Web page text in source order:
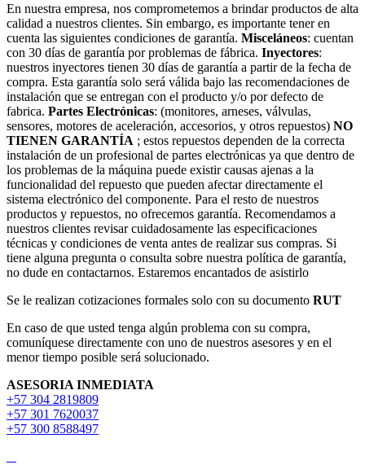
En nuestra empresa, nos comprometemos a brindar productos de alta
calidad a nuestros clientes. Sin embargo, es importante tener en
cuenta las siguientes condiciones de garantía. Misceláneos: cuentan
con 30 días de garantía por problemas de fábrica. Inyectores:
nuestros inyectores tienen 30 días de garantía a partir de la fecha de
compra. Esta garantía solo será válida bajo las recomendaciones de
instalación que se entregan con el producto y/o por defecto de
fabrica. Partes Electrónicas: (monitores, arneses, válvulas,
sensores, motores de aceleración, accesorios, y otros repuestos) NO
TIENEN GARANTÍA ; estos repuestos dependen de la correcta
instalación de un profesional de partes electrónicas ya que dentro de
los problemas de la máquina puede existir causas ajenas a la
funcionalidad del repuesto que pueden afectar directamente el
sistema electrónico del componente. Para el resto de nuestros
productos y repuestos, no ofrecemos garantía. Recomendamos a
nuestros clientes revisar cuidadosamente las especificaciones
técnicas y condiciones de venta antes de realizar sus compras. Si
tiene alguna pregunta o consulta sobre nuestra política de garantía,
no dude en contactarnos. Estaremos encantados de asistirlo
Se le realizan cotizaciones formales solo con su documento RUT
En caso de que usted tenga algún problema con su compra,
comuníquese directamente con uno de nuestros asesores y en el
menor tiempo posible será solucionado.
ASESORIA INMEDIATA
+57 304 2819809
+57 301 7620037
+57 300 8588497